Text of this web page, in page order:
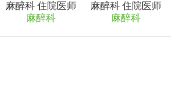
麻醉科 住院医师
麻醉科
麻醉科 住院医师
麻醉科